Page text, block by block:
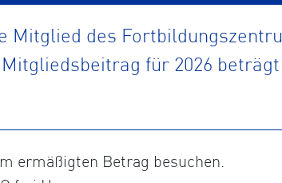
Mitglied des
für 2026
ermäßigten Betrag besuchen.